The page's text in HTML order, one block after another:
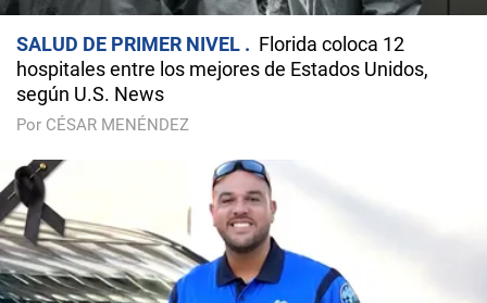
SALUD DE PRIMER NIVEL
Florida coloca 12
hospitales entre los mejores de Estados Unidos,
según U.S. News
Por CÉSAR MENÉNDEZ